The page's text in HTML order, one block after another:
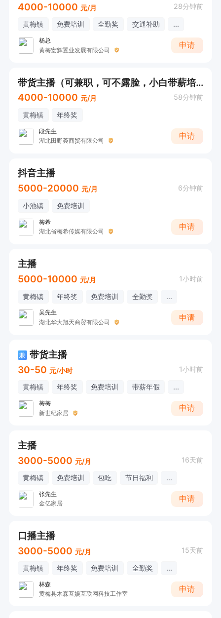
4000-10000 元/月 28分钟前
黄梅镇 免费培训 全勤奖 交通补助 ...
杨总
黄梅宏辉置业发展有限公司
申请
带货主播（可兼职，可不露脸，小白带薪培训）
4000-10000 元/月 58分钟前
黄梅镇 年终奖
段先生
湖北田野荟商贸有限公司
申请
抖音主播
5000-20000 元/月 6分钟前
小池镇 免费培训
梅希
湖北省梅希传媒有限公司
申请
主播
5000-10000 元/月 1小时前
黄梅镇 年终奖 免费培训 全勤奖 ...
吴先生
湖北华大旭天商贸有限公司
申请
兼 带货主播
30-50 元/小时 1小时前
黄梅镇 年终奖 免费培训 带薪年假 ...
梅梅
新世纪家居
申请
主播
3000-5000 元/月 16天前
黄梅镇 免费培训 包吃 节日福利 ...
张先生
金亿家居
申请
口播主播
3000-5000 元/月 15天前
黄梅镇 年终奖 免费培训 全勤奖 ...
林森
黄梅县木森互娱互联网科技工作室
申请